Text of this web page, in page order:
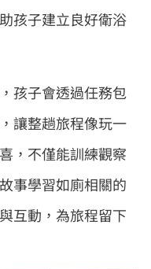
孩子建立良好衛浴
孩子會透過任務包
讓整趟旅程像玩一
，不僅能訓練觀察
事學習如廁相關的
互動，為旅程留下